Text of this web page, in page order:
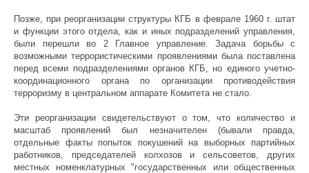
Позже, при реорганизации структуры КГБ в феврале 1960 г. штат
и функции этого отдела, как и иных подразделений управления,
были перешли во 2 Главное управление. Задача борьбы с
возможными террористическими проявлениями была поставлена
перед всеми подразделениями органов КГБ, но единого учетно-
координационного органа по организации противодействия
терроризму в центральном аппарате Комитета не стало.
Эти реорганизации свидетельствуют о том, что количество и
масштаб проявлений был незначителен (бывали правда,
отдельные факты попыток покушений на выборных партийных
работников, председателей колхозов и сельсоветов, других
местных номенклатурных "государственных или общественных